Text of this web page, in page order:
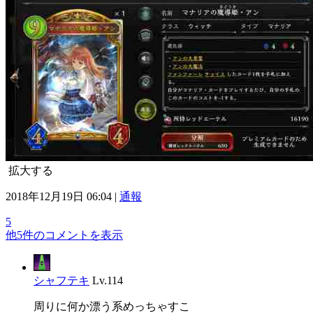
拡大する
2018年12月19日 06:04 | 通報
5
他5件のコメントを表示
シャフテキ Lv.114
周りに何か漂う系めっちゃすこ